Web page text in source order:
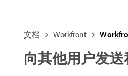
文档 Workfront
向其他用户发送